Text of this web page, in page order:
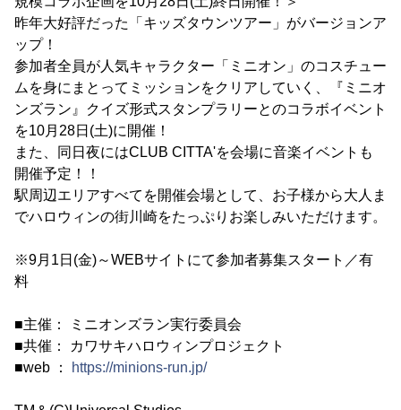
昨年大好評だった「キッズタウンツアー」がバージョンア
ップ！
参加者全員が人気キャラクター「ミニオン」のコスチュー
ムを身にまとってミッションをクリアしていく、『ミニオ
ンズラン』クイズ形式スタンプラリーとのコラボイベント
を10月28日(土)に開催！
また、同日夜にはCLUB CITTA'を会場に音楽イベントも
開催予定！！
駅周辺エリアすべてを開催会場として、お子様から大人ま
でハロウィンの街川崎をたっぷりお楽しみいただけます。
※9月1日(金)～WEBサイトにて参加者募集スタート／有
料
■主催： ミニオンズラン実行委員会
■共催： カワサキハロウィンプロジェクト
■web ：
https://minions-run.jp/